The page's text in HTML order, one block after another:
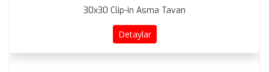
30x30 Clip-in Asma Tavan
Detaylar